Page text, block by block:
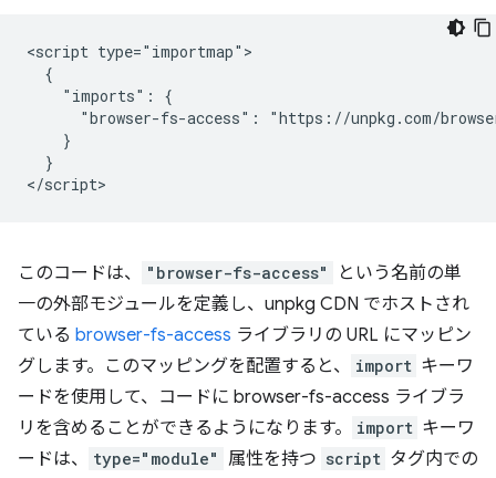
<script type="importmap">
  {
    "imports": {
"browser-fs-access": "https://unpkg.com/
    }
  }
このコードは、 "browser-fs-access"
という名前の単
一の外部モジュールを定義し、unpkg CDN でホストされ
ている browser-fs-access ライブラリの URL にマッピン
グします。このマッピングを配置すると、
import キーワ
ードを使用して、コードに browser-fs-access ライブラ
リを含めることができるようになります。
import キーワ
ードは、
type="module" 属性を持つ script タグ内での